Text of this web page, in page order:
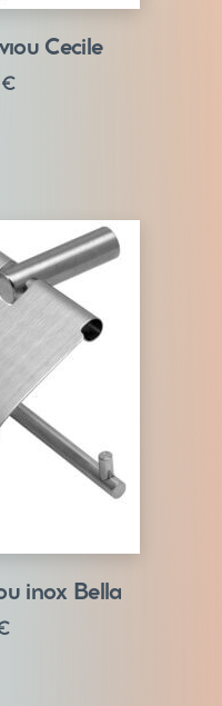
Cecile
€
inox Bella